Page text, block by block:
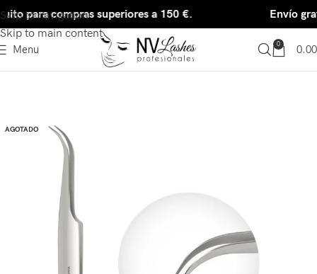
Skip to navigation
Skip to main content
para compras superiores a 150 €. Envío
Menu 0 0.00
AGOTADO